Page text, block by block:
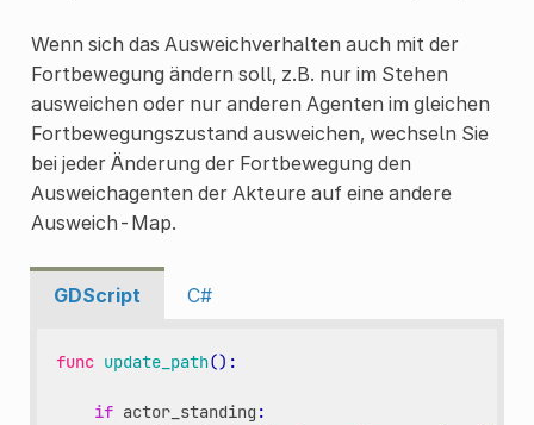
Wenn sich das Ausweichverhalten auch mit der
Fortbewegung ändern soll, z.B. nur im Stehen
ausweichen oder nur anderen Agenten im gleichen
Fortbewegungszustand ausweichen, wechseln Sie
bei jeder Änderung der Fortbewegung den
Ausweichagenten der Akteure auf eine andere
Ausweich-Map.
GDScript C#
func update_path():
if actor_standing :